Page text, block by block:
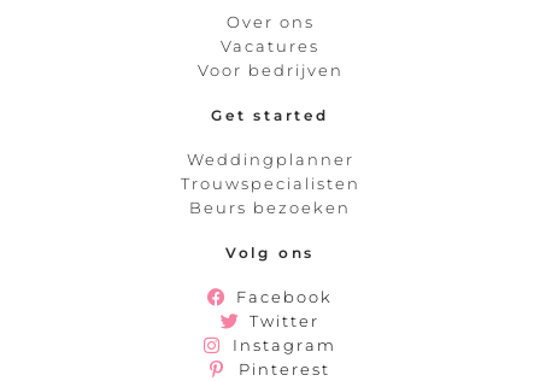
Over ons
Vacatures
Voor bedrijven
Get started
Weddingplanner
Trouwspecialisten
Beurs bezoeken
Volg ons
Facebook
Twitter
Instagram
Pinterest